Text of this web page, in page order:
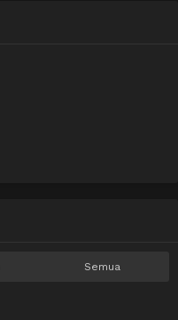
Semua